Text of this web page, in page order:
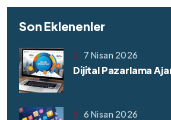
Son Eklenenler
7 Nisan 2026
Dijital Pazarlama
6 Nisan 2026